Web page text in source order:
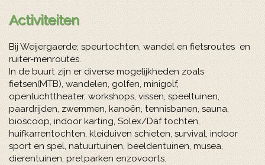
Activiteiten
Bij Weijergaerde; speurtochten, wandel en fietsroutes en
ruiter-menroutes.
In de buurt zijn er diverse mogelijkheden zoals
fietsen(MTB), wandelen, golfen, minigolf,
openluchttheater, workshops, vissen, speeltuinen,
paardrijden, zwemmen, kanoën, tennisbanen, sauna,
bioscoop, indoor karting, Solex/Daf tochten,
huifkarrentochten, kleiduiven schieten, survival, indoor
sport en spel, natuurtuinen, beeldentuinen, musea,
dierentuinen, pretparken enzovoorts.